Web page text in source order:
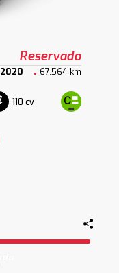
Reservado
2020 67.564 km
110 cv